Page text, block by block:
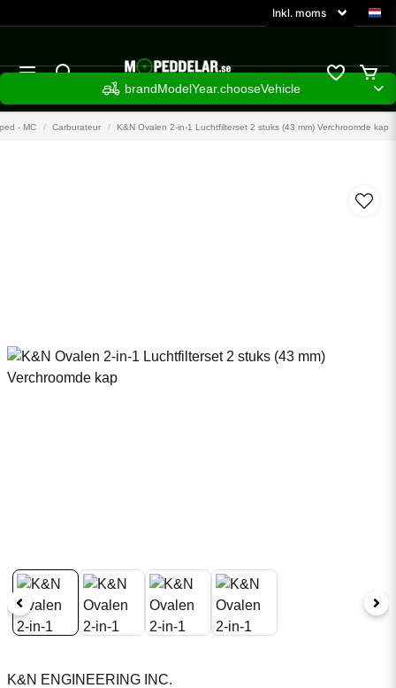
brandModelYear.chooseVehicle
- MC Carburateur K&N Ovalen 2-in-1 Luchtfilterset 2 stuks (43 mm) Verchroomde kap
K&N ENGINEERING INC.